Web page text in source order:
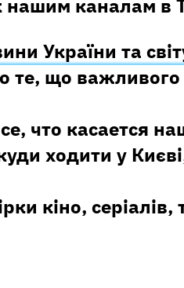
нашим каналам в
України та
те, що важливого
что касается
ходити у
кіно, серіалів,